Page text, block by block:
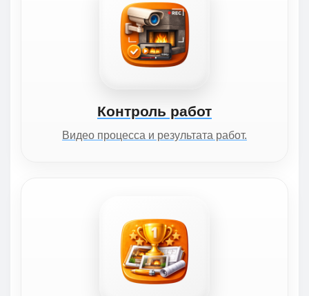
Контроль работ
Видео процесса и результата работ.